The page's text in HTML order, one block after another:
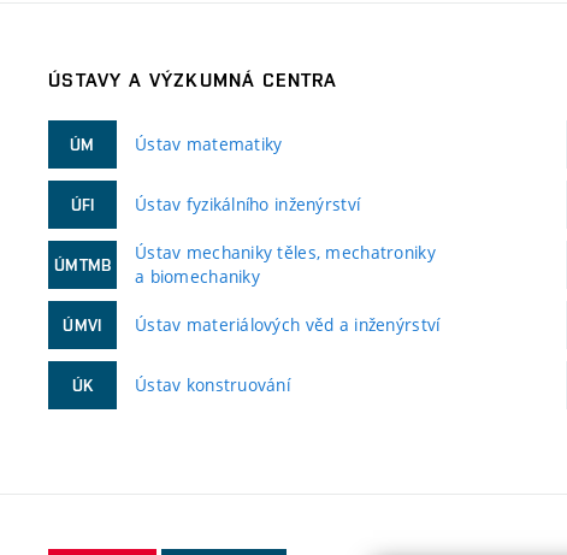
ÚSTAVY A VÝZKUMNÁ CENTRA
ÚM Ústav matematiky
ÚFI Ústav fyzikálního inženýrství
ÚMTMB
Ústav mechaniky těles, mechatroniky
a biomechaniky
ÚMVI Ústav materiálových věd a inženýrství
ÚK Ústav konstruování